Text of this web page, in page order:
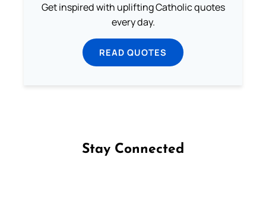
Get inspired with uplifting Catholic quotes
every day.
READ QUOTES
Stay Connected